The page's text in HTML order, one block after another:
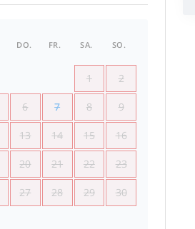
DO. FR. SA. SO.
1 2
6 7 8 9
13 14 15 16
20 21 22 23
27 28 29 30